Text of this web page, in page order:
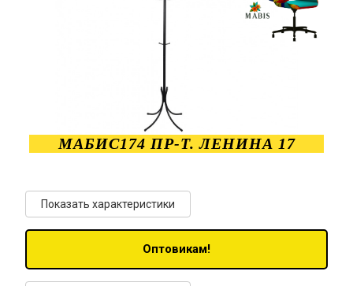
МАБИС174 ПР-Т. ЛЕНИНА 17
Показать характеристики
Оптовикам!